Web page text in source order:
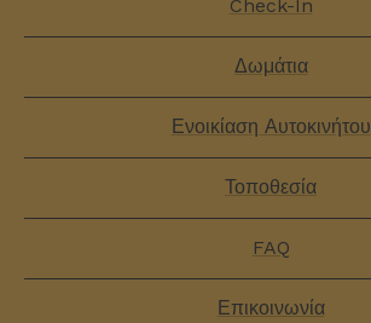
Check-In
Δωμάτια
Ενοικίαση Αυτοκινήτου
Τοποθεσία
FAQ
Επικοινωνία